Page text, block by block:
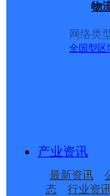
物
网络类
全国型 区
产业资讯
最新资讯
态
行业资
中国
绿春县